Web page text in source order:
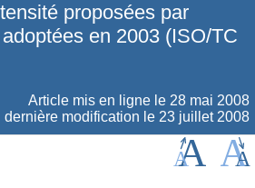
proposées par
en 2003 (ISO/TC
Article mis en ligne le 28 mai 2008
dernière modification le 23 juillet 2008